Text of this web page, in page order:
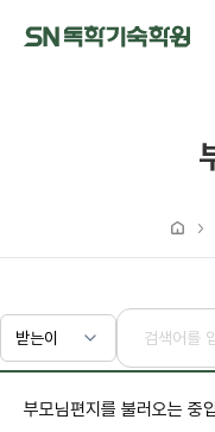
부모님편지를 불러오는 중